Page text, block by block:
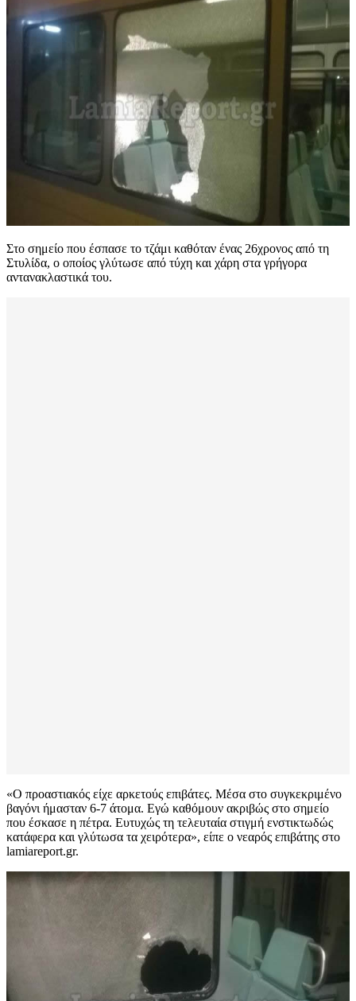
Στο σημείο που έσπασε το τζάμι καθόταν ένας 26χρονος από τη
Στυλίδα, ο οποίος γλύτωσε από τύχη και χάρη στα γρήγορα
αντανακλαστικά του.
«Ο προαστιακός είχε αρκετούς επιβάτες. Μέσα στο συγκεκριμένο
βαγόνι ήμασταν 6-7 άτομα. Εγώ καθόμουν ακριβώς στο σημείο
που έσκασε η πέτρα. Ευτυχώς τη τελευταία στιγμή ενστικτωδώς
κατάφερα και γλύτωσα τα χειρότερα», είπε ο νεαρός επιβάτης στο
lamiareport.gr.